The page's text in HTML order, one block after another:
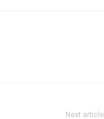
Next article